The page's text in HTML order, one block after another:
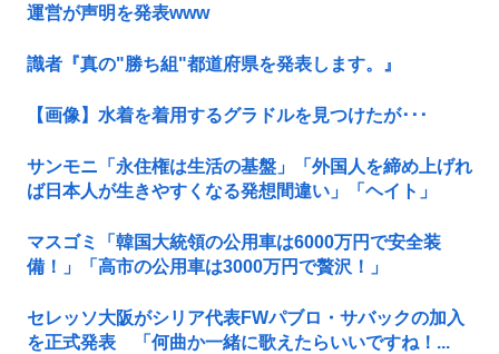
運営が声明を発表www
識者『真の"勝ち組"都道府県を発表します。』
【画像】水着を着用するグラドルを見つけたが･･･
サンモニ「永住権は生活の基盤」「外国人を締め上げれ
ば日本人が生きやすくなる発想間違い」「ヘイト」
マスゴミ「韓国大統領の公用車は6000万円で安全装
備！」「高市の公用車は3000万円で贅沢！」
セレッソ大阪がシリア代表FWパブロ・サバックの加入
を正式発表 「何曲か一緒に歌えたらいいですね！...